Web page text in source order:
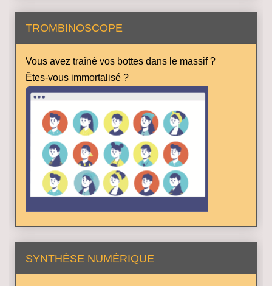
TROMBINOSCOPE
Vous avez traîné vos bottes dans le massif ?
Êtes-vous immortalisé ?
SYNTHÈSE NUMÉRIQUE